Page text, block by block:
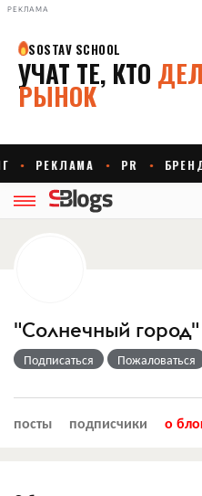
РЕКЛАМА
"Солнечный город"
Подписаться Пожаловаться
посты подписчики о